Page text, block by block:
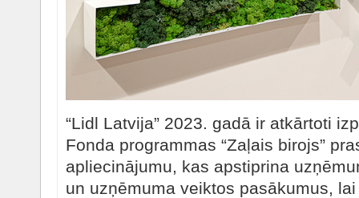
“Lidl Latvija” 2023. gadā ir atkārtoti
Fonda programmas “Zaļais birojs”
apliecinājumu, kas apstiprina
un uzņēmuma veiktos pasākumus,